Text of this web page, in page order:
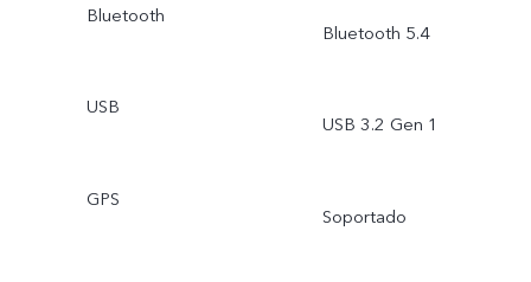
canal
Bluetooth
Bluetooth 5.4
USB
USB 3.2 Gen 1
GPS
Soportado